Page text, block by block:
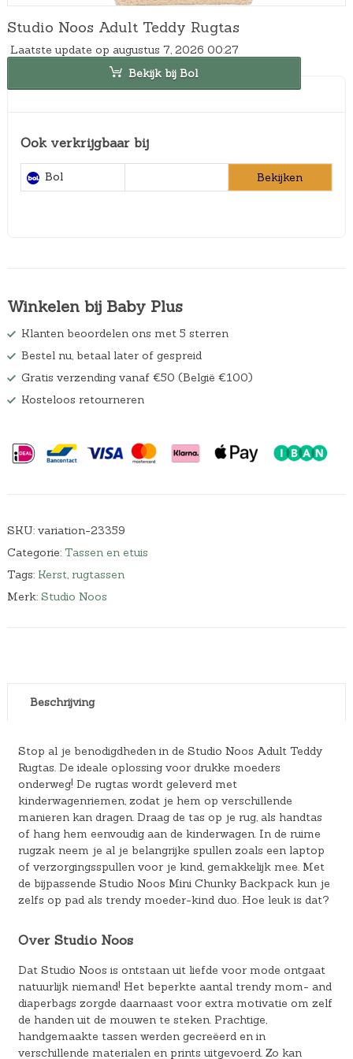
Studio Noos Adult Teddy Rugtas
Laatste update op augustus 7, 2026 00:27
Bekijk bij Bol
Ook verkrijgbaar bij
Bol Bekijken
Winkelen bij Baby Plus
Klanten beoordelen ons met 5 sterren
Bestel nu, betaal later of gespreid
Gratis verzending vanaf €50 (België €100)
Kosteloos retourneren
SKU: variation-23359
Categorie: Tassen en etuis
Tags: Kerst, rugtassen
Merk: Studio Noos
Beschrijving
Stop al je benodigdheden in de Studio Noos Adult Teddy
Rugtas. De ideale oplossing voor drukke moeders
onderweg! De rugtas wordt geleverd met
kinderwagenriemen, zodat je hem op verschillende
manieren kan dragen. Draag de tas op je rug, als handtas
of hang hem eenvoudig aan de kinderwagen. In de ruime
rugzak neem je al je belangrijke spullen zoals een laptop
of verzorgingsspullen voor je kind, gemakkelijk mee. Met
de bijpassende Studio Noos Mini Chunky Backpack kun je
zelfs op pad als trendy moeder-kind duo. Hoe leuk is dat?
Over Studio Noos
Dat Studio Noos is ontstaan uit liefde voor mode ontgaat
natuurlijk niemand! Het beperkte aantal trendy mom- and
diaperbags zorgde daarnaast voor extra motivatie om zelf
de handen uit de mouwen te steken. Prachtige,
handgemaakte tassen werden gecreëerd en in
verschillende materialen en prints uitgevoerd. Zo kan